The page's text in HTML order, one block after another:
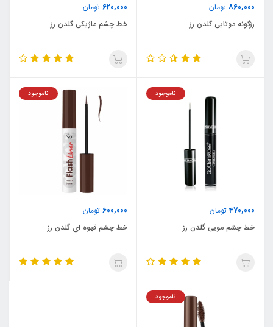
860,000 تومان
رژگونه دوتایی گلدن رز
620,000 تومان
خط چشم ماژیکی گلدن رز
470,000تومان
ناموجود
خط چشم مویی گلدن رز
600,000 تومان
ناموجود
خط چشم قهوه ای گلدن رز
ناموجود